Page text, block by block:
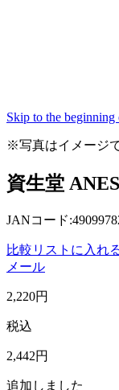
Skip to the
※写真はイメージで
資生堂
JANコード
比較リストに入れ
メール
2,220円
税込
2,442円
追加しました